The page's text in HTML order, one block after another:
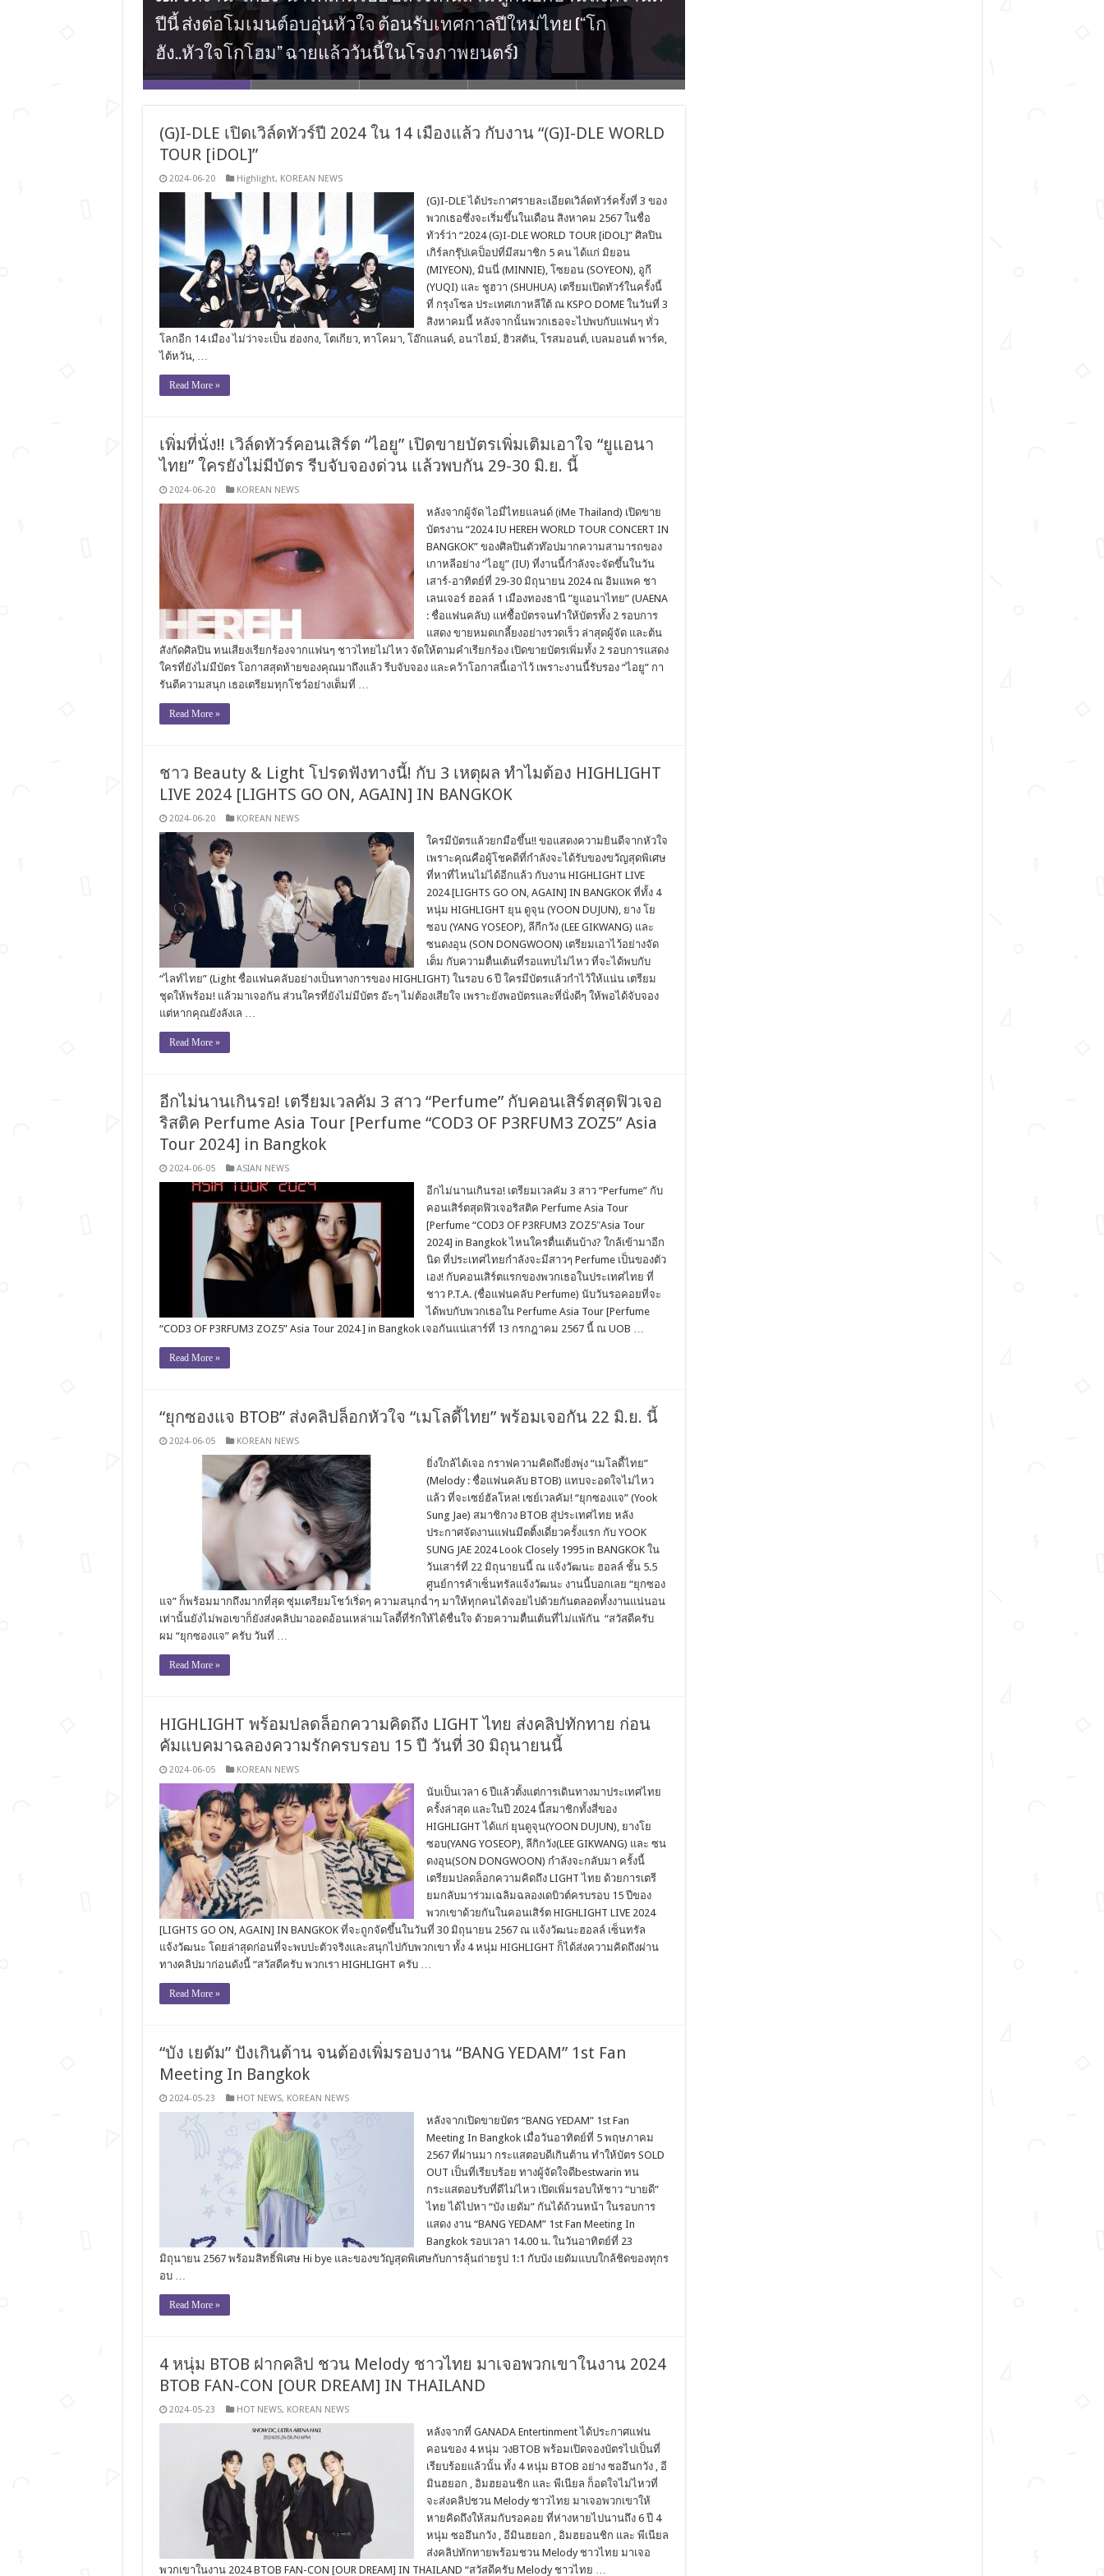
GDH จัดงาน ‘โกฮัง’ น่ารักเกินร้อย ฮีลใจเกินล้าน ดูกันยกบ้าน สงกรานต์
ปีนี้ ส่งต่อโมเมนต์อบอุ่นหัวใจ ต้อนรับเทศกาลปีใหม่ไทย (“โก
ฮัง..หัวใจโกโฮม” ฉายแล้ววันนี้ในโรงภาพยนตร์)
จากพระเอกไทยสู่เวทีระดับเอเชีย “หมาก ปริญ” คว้ารางวัลใหญ่จาก
เวที WEIBO GALA 2025
เตรียมพร้อมรับแรงกระแทกความสนุกกับ “WINNER” ที่มาเยือนไทยอีก
ครั้งในงาน WINNER [OUR MOMENT] 2025 ASIA CONCERT IN BANGKOK
BY:D ไทย เตรียมตัวให้พร้อม “บัง เยดัม” กลับมาหาอีกครั้ง ใน 2025 BANG
8 สาว ชวนแฟน ๆ มาดูความแกรม ความอลัง ในงาน “GLOW UP GLAM UP
CONCERT” 27 กรกฎาคม
(G)I-DLE เปิดเวิล์ดทัวร์ปี 2024 ใน 14 เมืองแล้ว กับงาน “(G)I-DLE WORLD
TOUR [iDOL]”
2024-06-20 Highlight, KOREAN NEWS
(G)I-DLE ได้ประกาศรายละเอียดเวิล์ดทัวร์ครั้งที่ 3 ของ
พวกเธอซึ่งจะเริ่มขึ้นในเดือน สิงหาคม 2567 ในชื่อ
ทัวร์ว่า “2024 (G)I-DLE WORLD TOUR [iDOL]” ศิลปิน
เกิร์ลกรุ๊ปเคป็อปที่มีสมาชิก 5 คน ได้แก่ มิยอน
(MIYEON), มินนี่ (MINNIE), โซยอน (SOYEON), อูกี
(YUQI) และ ชูฮวา (SHUHUA) เตรียมเปิดทัวร์ในครั้งนี้
ที่ กรุงโซล ประเทศเกาหลีใต้ ณ KSPO DOME ในวันที่ 3
สิงหาคมนี้ หลังจากนั้นพวกเธอจะไปพบกับแฟนๆ ทั่ว
โลกอีก 14 เมือง ไม่ว่าจะเป็น ฮ่องกง, โตเกียว, ทาโคมา, โอ๊กแลนด์, อนาไฮม์, ฮิวสตัน, โรสมอนต์, เบลมอนต์ พาร์ค,
ไต้หวัน, …
Read More »
เพิ่มที่นั่ง!! เวิล์ดทัวร์คอนเสิร์ต “ไอยู” เปิดขายบัตรเพิ่มเติมเอาใจ “ยูแอนา
ไทย” ใครยังไม่มีบัตร รีบจับจองด่วน แล้วพบกัน 29-30 มิ.ย. นี้
2024-06-20 KOREAN NEWS
หลังจากผู้จัด ไอมี่ไทยแลนด์ (iMe Thailand) เปิดขาย
บัตรงาน “2024 IU HEREH WORLD TOUR CONCERT IN
BANGKOK” ของศิลปินตัวท๊อปมากความสามารถของ
เกาหลีอย่าง “ไอยู” (IU) ที่งานนี้กำลังจะจัดขึ้นในวัน
เสาร์-อาทิตย์ที่ 29-30 มิถุนายน 2024 ณ อิมแพค ชา
เลนเจอร์ ฮอลล์ 1 เมืองทองธานี ”ยูแอนาไทย” (UAENA
: ชื่อแฟนคลับ) แห่ซื้อบัตรจนทำให้บัตรทั้ง 2 รอบการ
แสดง ขายหมดเกลี้ยงอย่างรวดเร็ว ล่าสุดผู้จัด และต้น
สังกัดศิลปิน ทนเสียงเรียกร้องจากแฟนๆ ชาวไทยไม่ไหว จัดให้ตามคำเรียกร้อง เปิดขายบัตรเพิ่มทั้ง 2 รอบการแสดง
ใครที่ยังไม่มีบัตร โอกาสสุดท้ายของคุณมาถึงแล้ว รีบจับจอง และคว้าโอกาสนี้เอาไว้ เพราะงานนี้รับรอง “ไอยู” กา
รันตีความสนุก เธอเตรียมทุกโชว์อย่างเต็มที่ …
Read More »
ชาว Beauty & Light โปรดฟังทางนี้! กับ 3 เหตุผล ทำไมต้อง HIGHLIGHT
LIVE 2024 [LIGHTS GO ON, AGAIN] IN BANGKOK
2024-06-20 KOREAN NEWS
ใครมีบัตรแล้วยกมือขึ้น!! ขอแสดงความยินดีจากหัวใจ
เพราะคุณคือผู้โชคดีที่กำลังจะได้รับของขวัญสุดพิเศษ
ที่หาที่ไหนไม่ได้อีกแล้ว กับงาน HIGHLIGHT LIVE
2024 [LIGHTS GO ON, AGAIN] IN BANGKOK ที่ทั้ง 4
หนุ่ม HIGHLIGHT ยุน ดูจุน (YOON DUJUN), ยาง โย
ซอบ (YANG YOSEOP), ลีกีกวัง (LEE GIKWANG) และ
ซนดงอุน (SON DONGWOON) เตรียมเอาไว้อย่างจัด
เต็ม กับความตื่นเต้นที่รอแทบไม่ไหว ที่จะได้พบกับ
“ไลท์ไทย” (Light ชื่อแฟนคลับอย่างเป็นทางการของ HIGHLIGHT) ในรอบ 6 ปี ใครมีบัตรแล้วกำไว้ให้แน่น เตรียม
ชุดให้พร้อม! แล้วมาเจอกัน ส่วนใครที่ยังไม่มีบัตร อ๊ะๆ ไม่ต้องเสียใจ เพราะยังพอบัตรและที่นั่งดีๆ ให้พอได้จับจอง
แต่หากคุณยังลังเล …
Read More »
อีกไม่นานเกินรอ! เตรียมเวลคัม 3 สาว “Perfume” กับคอนเสิร์ตสุดฟิวเจอ
ริสติค Perfume Asia Tour [Perfume “COD3 OF P3RFUM3 ZOZ5” Asia
Tour 2024] in Bangkok
2024-06-05 ASIAN NEWS
อีกไม่นานเกินรอ! เตรียมเวลคัม 3 สาว “Perfume” กับ
คอนเสิร์ตสุดฟิวเจอริสติค Perfume Asia Tour
[Perfume “COD3 OF P3RFUM3 ZOZ5″Asia Tour
2024] in Bangkok ไหนใครตื่นเต้นบ้าง? ใกล้เข้ามาอีก
นิด ที่ประเทศไทยกำลังจะมีสาวๆ Perfume เป็นของตัว
เอง! กับคอนเสิร์ตแรกของพวกเธอในประเทศไทย ที่
ชาว P.T.A. (ชื่อแฟนคลับ Perfume) นับวันรอคอยที่จะ
ได้พบกับพวกเธอใน Perfume Asia Tour [Perfume
“COD3 OF P3RFUM3 ZOZ5” Asia Tour 2024 ] in Bangkok เจอกันแน่เสาร์ที่ 13 กรกฎาคม 2567 นี้ ณ UOB …
Read More »
“ยุกซองแจ BTOB” ส่งคลิปล็อกหัวใจ “เมโลดี้ไทย” พร้อมเจอกัน 22 มิ.ย. นี้
2024-06-05 KOREAN NEWS
ยิ่งใกล้ได้เจอ กราฟความคิดถึงยิ่งพุ่ง “เมโลดี้ไทย”
(Melody : ชื่อแฟนคลับ BTOB) แทบจะอดใจไม่ไหว
แล้ว ที่จะเซย์ฮัลโหล! เซย์เวลคัม! “ยุกซองแจ” (Yook
Sung Jae) สมาชิกวง BTOB สู่ประเทศไทย หลัง
ประกาศจัดงานแฟนมีตติ้งเดี่ยวครั้งแรก กับ YOOK
SUNG JAE 2024 Look Closely 1995 in BANGKOK ใน
วันเสาร์ที่ 22 มิถุนายนนี้ ณ แจ้งวัฒนะ ฮอลล์ ชั้น 5.5
ศูนย์การค้าเซ็นทรัลแจ้งวัฒนะ งานนี้บอกเลย “ยุกซอง
แจ” ก็พร้อมมากถึงมากที่สุด ซุ่มเตรียมโชว์เริ่ดๆ ความสนุกฉ่ำๆ มาให้ทุกคนได้จอยไปด้วยกันตลอดทั้งงานแน่นอน
เท่านั้นยังไม่พอเขาก็ยังส่งคลิปมาออดอ้อนเหล่าเมโลดี้ที่รักให้ได้ชื่นใจ ด้วยความตื่นเต้นที่ไม่แพ้กัน “สวัสดีครับ
ผม “ยุกซองแจ” ครับ วันที่ …
Read More »
HIGHLIGHT พร้อมปลดล็อกความคิดถึง LIGHT ไทย ส่งคลิปทักทาย ก่อน
คัมแบคมาฉลองความรักครบรอบ 15 ปี วันที่ 30 มิถุนายนนี้
2024-06-05 KOREAN NEWS
นับเป็นเวลา 6 ปีแล้วตั้งแต่การเดินทางมาประเทศไทย
ครั้งล่าสุด และในปี 2024 นี้สมาชิกทั้งสี่ของ
HIGHLIGHT ได้แก่ ยุนดูจุน(YOON DUJUN), ยางโย
ซอบ(YANG YOSEOP), ลีกิกวัง(LEE GIKWANG) และ ซน
ดงอุน(SON DONGWOON) กำลังจะกลับมา ครั้งนี้
เตรียมปลดล็อกความคิดถึง LIGHT ไทย ด้วยการเตรี
ยมกลับมาร่วมเฉลิมฉลองเดบิวต์ครบรอบ 15 ปีของ
พวกเขาด้วยกันในคอนเสิร์ต HIGHLIGHT LIVE 2024
[LIGHTS GO ON, AGAIN] IN BANGKOK ที่จะถูกจัดขึ้นในวันที่ 30 มิถุนายน 2567 ณ แจ้งวัฒนะฮอลล์ เซ็นทรัล
แจ้งวัฒนะ โดยล่าสุดก่อนที่จะพบปะตัวจริงและสนุกไปกับพวกเขา ทั้ง 4 หนุ่ม HIGHLIGHT ก็ได้ส่งความคิดถึงผ่าน
ทางคลิปมาก่อนดังนี้ “สวัสดีครับ พวกเรา HIGHLIGHT ครับ …
Read More »
“บัง เยดัม” ปังเกินต้าน จนต้องเพิ่มรอบงาน “BANG YEDAM” 1st Fan
Meeting In Bangkok
2024-05-23 HOT NEWS, KOREAN NEWS
หลังจากเปิดขายบัตร “BANG YEDAM” 1st Fan
Meeting In Bangkok เมื่อวันอาทิตย์ที่ 5 พฤษภาคม
2567 ที่ผ่านมา กระแสตอบดีเกินต้าน ทำให้บัตร SOLD
OUT เป็นที่เรียบร้อย ทางผู้จัดใจดีbestwarin ทน
กระแสตอบรับที่ดีไม่ไหว เปิดเพิ่มรอบให้ชาว “บายดี”
ไทย ได้ไปหา “บัง เยดัม” กันได้ถ้วนหน้า ในรอบการ
แสดง งาน “BANG YEDAM” 1st Fan Meeting In
Bangkok รอบเวลา 14.00 น. ในวันอาทิตย์ที่ 23
มิถุนายน 2567 พร้อมสิทธิ์พิเศษ Hi bye และของขวัญสุดพิเศษกับการลุ้นถ่ายรูป 1:1 กับบัง เยดัมแบบใกล้ชิดของทุกร
อบ …
Read More »
4 หนุ่ม BTOB ฝากคลิป ชวน Melody ชาวไทย มาเจอพวกเขาในงาน 2024
BTOB FAN-CON [OUR DREAM] IN THAILAND
2024-05-23 HOT NEWS, KOREAN NEWS
หลังจากที่ GANADA Entertinment ได้ประกาศแฟน
คอนของ 4 หนุ่ม วงBTOB พร้อมเปิดจองบัตรไปเป็นที่
เรียบร้อยแล้วนั้น ทั้ง 4 หนุ่ม BTOB อย่าง ซออึนกวัง , อี
มินฮยอก , อิมฮยอนชิก และ พีเนียล ก็อดใจไม่ไหวที่
จะส่งคลิปชวน Melody ชาวไทย มาเจอพวกเขาให้
หายคิดถึงให้สมกับรอคอย ที่ห่างหายไปนานถึง 6 ปี 4
หนุ่ม ซออึนกวัง , อีมินฮยอก , อิมฮยอนชิก และ พีเนียล
ส่งคลิปทักทายพร้อมชวน Melody ชาวไทย มาเจอ
พวกเขาในงาน 2024 BTOB FAN-CON [OUR DREAM] IN THAILAND “สวัสดีครับ Melody ชาวไทย …